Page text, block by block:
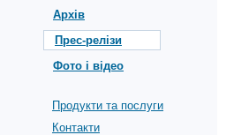
Архів
Прес-релізи
Фото і відео
Продукти та послуги
Контакти